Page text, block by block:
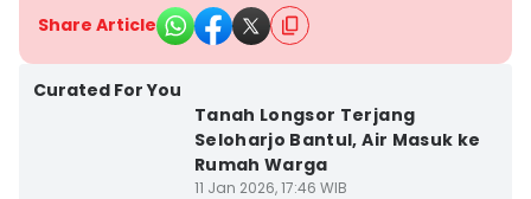
Share Article
Curated For You
Tanah Longsor Terjang
Seloharjo Bantul, Air Masuk ke
Rumah Warga
11 Jan 2026, 17:46 WIB